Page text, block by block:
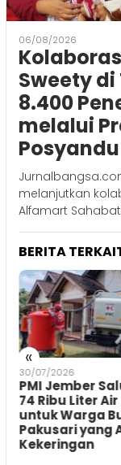
06/08/2026
Sweety
8.400
melalui
Posyandu
melanjutkan
Alfamart
BERITA
«
30/07/2026
PMI Jember
74 Ribu Liter
untuk Warga
Pakusari yang
Kekeringan